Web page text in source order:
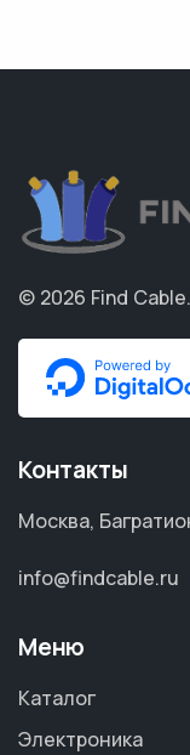
© 2026 Find Cable.
Контакты
Москва,
info@findcable.ru
Меню
Каталог
Электроника